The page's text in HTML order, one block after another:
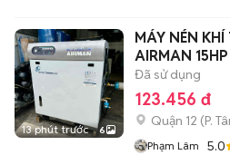
13 phút trước 6
MÁY NÉN
AIRMAN
Đã sử dụng
123.456 đ
Quận 12 (P.
Phạm Lâm 5.0